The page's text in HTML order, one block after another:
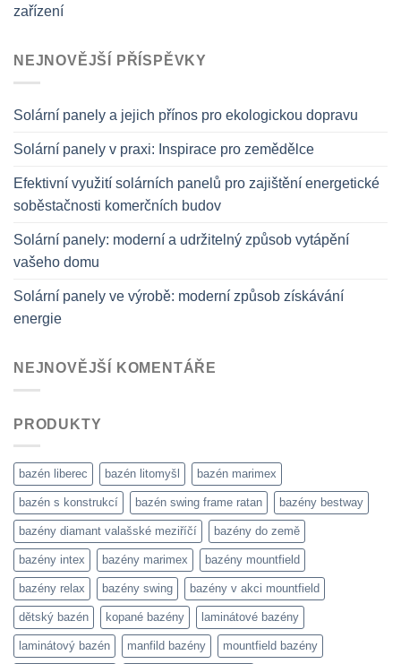
zařízení
NEJNOVĚJŠÍ PŘÍSPĚVKY
Solární panely a jejich přínos pro ekologickou dopravu
Solární panely v praxi: Inspirace pro zemědělce
Efektivní využití solárních panelů pro zajištění energetické
soběstačnosti komerčních budov
Solární panely: moderní a udržitelný způsob vytápění
vašeho domu
Solární panely ve výrobě: moderní způsob získávání
energie
NEJNOVĚJŠÍ KOMENTÁŘE
PRODUKTY
bazén liberec bazén litomyšl bazén marimex
bazén s konstrukcí bazén swing frame ratan bazény bestway
bazény diamant valašské meziříčí bazény do země
bazény intex bazény marimex bazény mountfield
bazény relax bazény swing bazény v akci mountfield
dětský bazén kopané bazény laminátové bazény
laminátový bazén manfild bazény mountfield bazény